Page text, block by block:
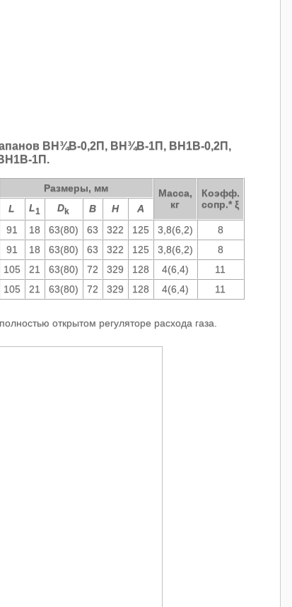
ВН¾В-0,2П, ВН¾В-1П, ВН1В-0,2П,
1П.
Размеры, мм
Масса,
кг
Коэфф.
сопр.* ξ
L L1 Dk В Н
А
91 18 63(80) 63 322 125 3,8(6,2)
8
91 18 63(80) 63 322 125 3,8(6,2)
8
105 21 63(80) 72 329 128 4(6,4)
11
105 21 63(80) 72 329 128 4(6,4) 11
открытом регуляторе расхода газа.